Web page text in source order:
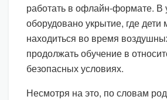
работать в офлайн-формате. В
оборудовано укрытие, где дети
находиться во время
продолжать обучение в
безопасных условиях.
Несмотря на это, по словам